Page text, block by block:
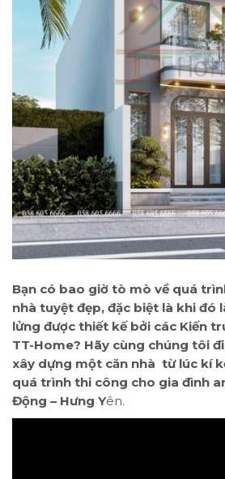
Bạn có bao giờ tò mò về quá
nhà tuyệt đẹp, đặc biệt là khi đó
lửng được thiết kế bởi các Kiến
TT-Home? Hãy cùng chúng tôi
xây dựng một căn nhà từ lúc kí
quá trình thi công cho gia đình
Động – Hưng Yên.